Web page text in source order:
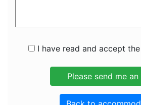
I have read and accept